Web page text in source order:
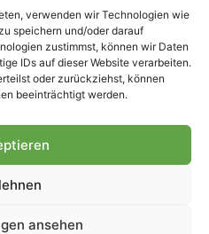
verwenden wir Technologien wie
speichern und/oder darauf
zustimmst, können wir Daten
IDs auf dieser Website verarbeiten.
oder zurückziehst, können
beeinträchtigt werden.
ansehen